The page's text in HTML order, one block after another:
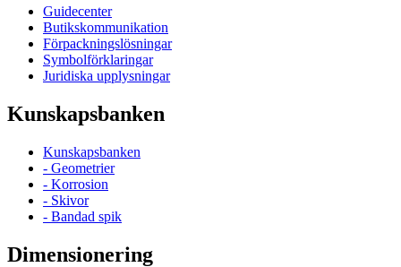
Guidecenter
Butikskommunikation
Förpackningslösningar
Symbolförklaringar
Juridiska upplysningar
Kunskapsbanken
Kunskapsbanken
- Geometrier
- Korrosion
- Skivor
- Bandad spik
Dimensionering